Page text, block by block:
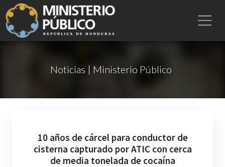
Noticias | Ministerio Público
10 años de cárcel para conductor de
cisterna capturado por ATIC con cerca
de media tonelada de cocaína